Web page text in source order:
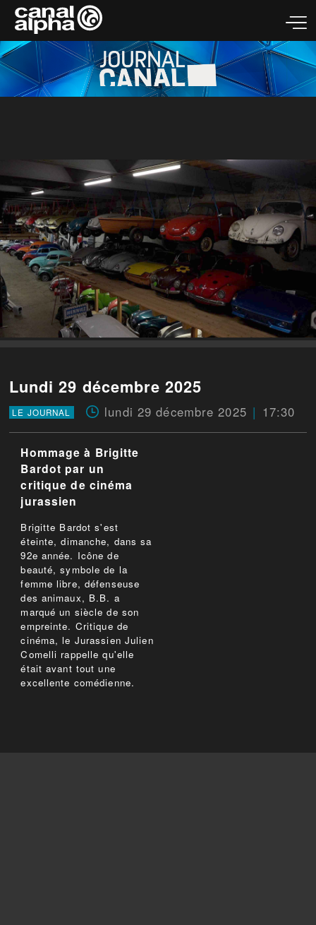
Lundi 29 décembre 2025
LE JOURNAL lundi 29 décembre 2025 17:30
Hommage à Brigitte
Bardot par un
critique de cinéma
jurassien
Brigitte Bardot s'est
éteinte, dimanche, dans sa
92e année. Icône de
beauté, symbole de la
femme libre, défenseuse
des animaux, B.B. a
marqué un siècle de son
empreinte. Critique de
cinéma, le Jurassien Julien
Comelli rappelle qu'elle
était avant tout une
excellente comédienne.